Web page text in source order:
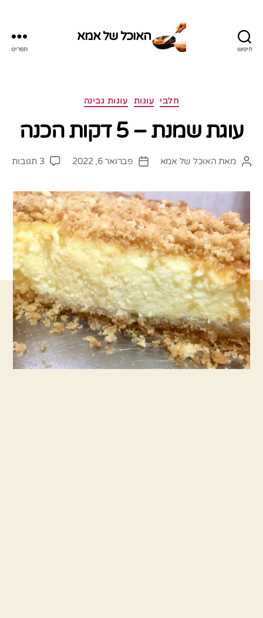
חיפוש
האוכל של אמא
תפריט
קטגוריות חלבי עוגות עוגות גבינה
עוגת שמנת – 5 דקות הכנה
המחבר
מאת האוכל של אמא
תאריךפברואר 6, 2022 3 תגובות
על